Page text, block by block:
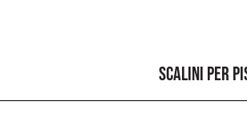
SCALINI PER